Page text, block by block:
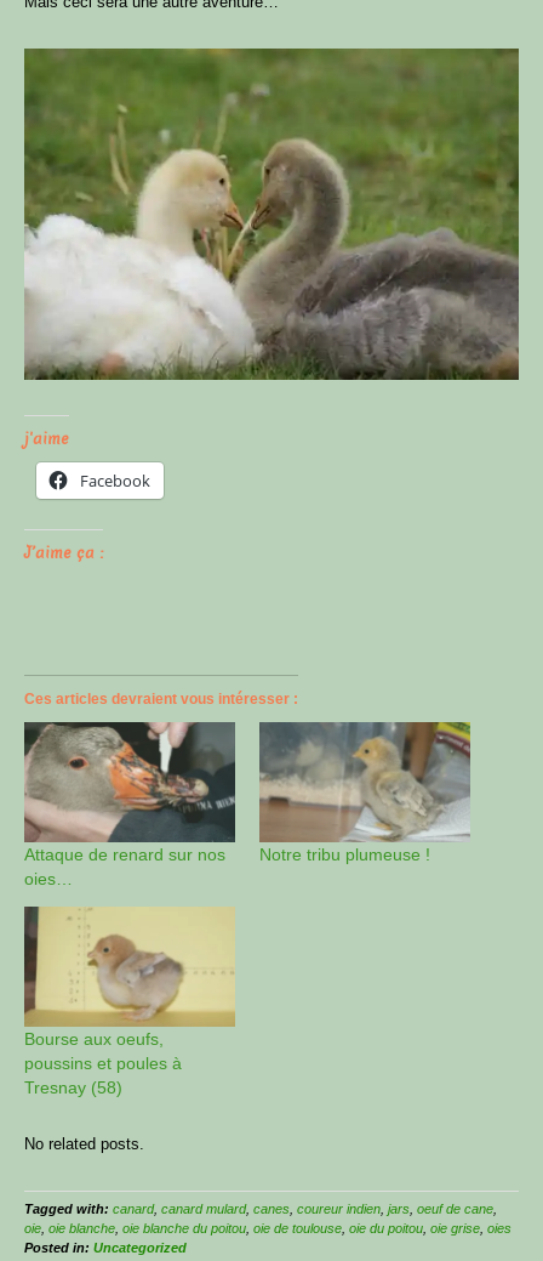
j'aime
Facebook
J’aime ça :
Ces articles devraient vous intéresser :
Attaque de renard sur nos
oies…
Notre tribu plumeuse !
Bourse aux oeufs,
poussins et poules à
Tresnay (58)
No related posts.
Tagged with: canard, canard mulard, canes coureur indien jars oeuf de cane
oie oie blanche oie blanche du poitou oie de toulouse oie du poitou oie grise oies
Posted in: Uncategorized